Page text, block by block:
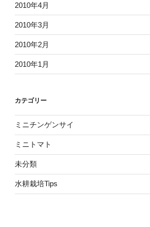
2010年4月
2010年3月
2010年2月
2010年1月
カテゴリー
ミニチンゲンサイ
ミニトマト
未分類
水耕栽培Tips